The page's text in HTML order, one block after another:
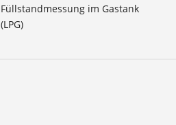
Füllstandmessung im Gastank
(LPG)